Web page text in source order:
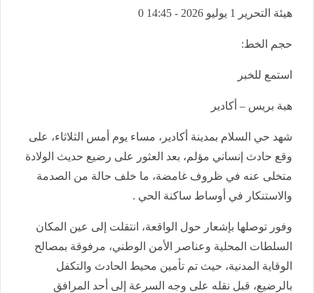
هيئة التحرير 1 يوليو 2026 - 14:45 0
حجم الخط:
استمع للخبر
هبة بريس – أكادير
شهد حي السلام بمدينة أكادير، مساء يوم أمس الثلاثاء، على
وقع حادث إنساني مؤلم، بعد العثور على رضيع حديث الولادة
متخلى عنه في ظروف غامضة، ما خلف حالة من الصدمة
والاستنكار في أوساط ساكنة الحي .
وفور توصلها بإشعار حول الواقعة، انتقلت إلى عين المكان
السلطات المحلية وعناصر الأمن الوطني، مرفوقة بمصالح
الوقاية المدنية، حيث تم تأمين محيط الحادث والتكفل
بالرضيع، قبل نقله على وجه السرعة إلى أحد المرافق